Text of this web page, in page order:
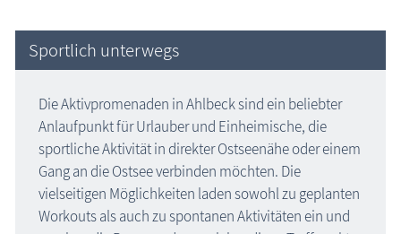
Sportlich unterwegs
Die Aktivpromenaden in Ahlbeck sind ein beliebter
Anlaufpunkt für Urlauber und Einheimische, die
sportliche Aktivität in direkter Ostseenähe oder einem
Gang an die Ostsee verbinden möchten. Die
vielseitigen Möglichkeiten laden sowohl zu geplanten
Workouts als auch zu spontanen Aktivitäten ein und